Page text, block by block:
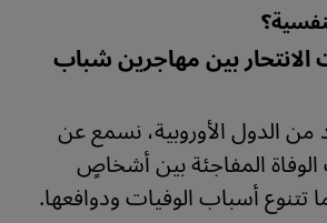
الانتحار بين مهاجرين شباب
من الدول الأوروبية، نسمع عن
المفاجئة بين أشخاصٍ
تتنوع أسباب الوفيات ودوافعها.